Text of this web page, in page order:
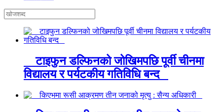
टाइफुन डल्फिनको जोखिमपछि पूर्वी चीनमा
विद्यालय र पर्यटकीय गतिविधि बन्द